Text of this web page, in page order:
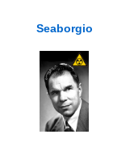
Seaborgio